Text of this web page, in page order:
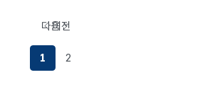
이전
페이지로이동하기
1
2
다음페이지로이동하기